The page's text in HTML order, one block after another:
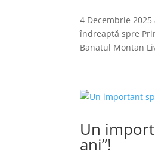
4 Decembrie
îndreaptă spre
Banatul Montan
Un
ani”!